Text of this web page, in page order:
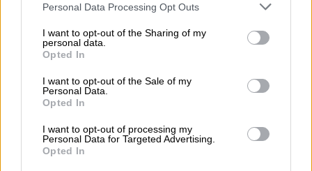
Personal Data Processing Opt Outs
I want to opt-out of the Sharing of my
personal data.
Opted In
I want to opt-out of the Sale of my
Personal Data.
Opted In
I want to opt-out of processing my
Personal Data for Targeted Advertising.
Opted In
años. Y todo ello a pesar de la inexplicable
campaña de intoxicación que el líder del PP
hizo en Europa
para que no dieran a España
esos fondos.
preguntó Ábalos que considera que
"el PP ha
fracasado en el despliegue de conspiración
los intereses nacionales".